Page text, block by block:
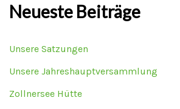
Neueste Beiträge
Unsere Satzungen
Unsere Jahreshauptversammlung
Zollnersee Hütte